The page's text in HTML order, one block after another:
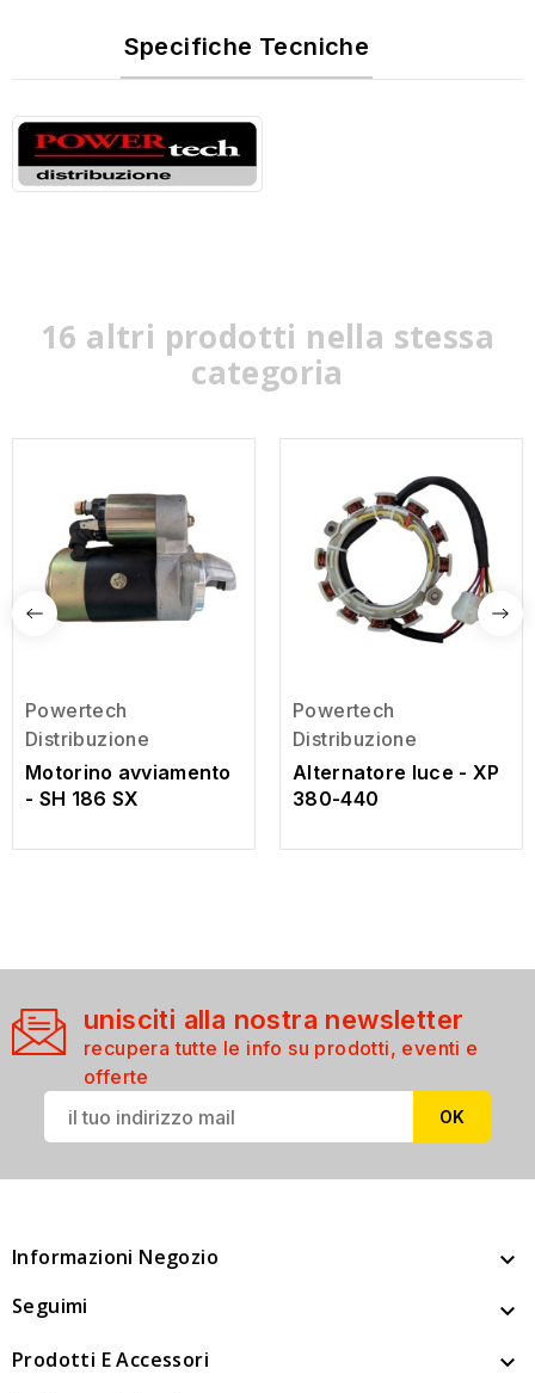
Specifiche Tecniche
16 altri prodotti nella stessa
categoria
Powertech
Distribuzione
Motorino avviamento
- SH 186 SX
Powertech
Distribuzione
Alternatore luce - XP
380-440
unisciti alla nostra newsletter
recupera tutte le info su prodotti, eventi e
offerte
Informazioni Negozio 
Seguimi 
Prodotti E Accessori 